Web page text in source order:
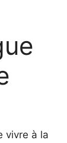
vivre à la